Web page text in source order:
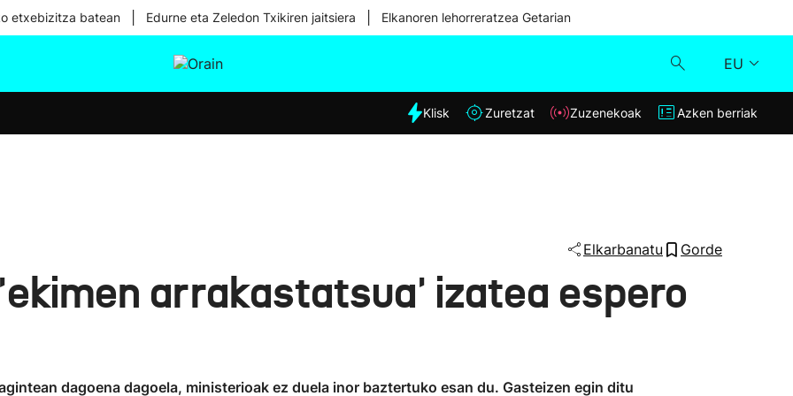
etxebizitza batean Edurne eta Zeledon Txikiren jaitsiera Elkanoren lehorreratzea Getarian
EU
Eguraldia
Klisk
Azken berriak
Klisk Zuretzat Zuzenekoak Azken berriak
Elkarbanatu Gorde
arrakastatsua' izatea espero
dagoena dagoela, ministerioak ez duela inor baztertuko esan du. Gasteizen egin ditu